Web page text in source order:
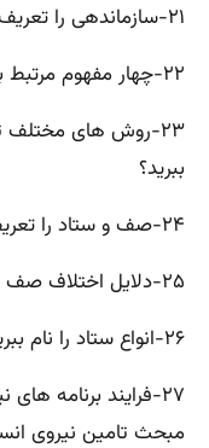
۲۱-سازماندهی را تعریف کنید و انواع سازماندهی را نام ببرید؟
۲۲-چهار مفهوم مرتبط با سازماندهی کدامند؟
۲۳-روش های مختلف
ببرید؟
۲۴-صف و ستاد را تعریف کنید و برای هر کدام مثال بزنید.
۲۵-دلایل اختلاف صف و ستاد چیست؟ (سه مورد)
۲۶-انواع ستاد را نام ببرید و برای هر کدام فقط مثال بزنید.
۲۷-فرایند برنامه
مبحث تامین نیروی